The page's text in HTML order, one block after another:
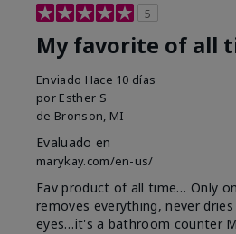
5
My favorite of all
Enviado Hace 10 días
por Esther S
de Bronson, MI
Evaluado en
marykay.com/en-us/
Fav product of all time… Only
removes everything, never
eyes…it's a bathroom counter